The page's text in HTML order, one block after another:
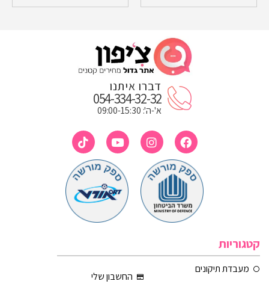
דברו איתנו
054-334-32-32
א'-ה': 09:00-15:30
קטגוריות
מעבדת תיקונים
החשבון שלי